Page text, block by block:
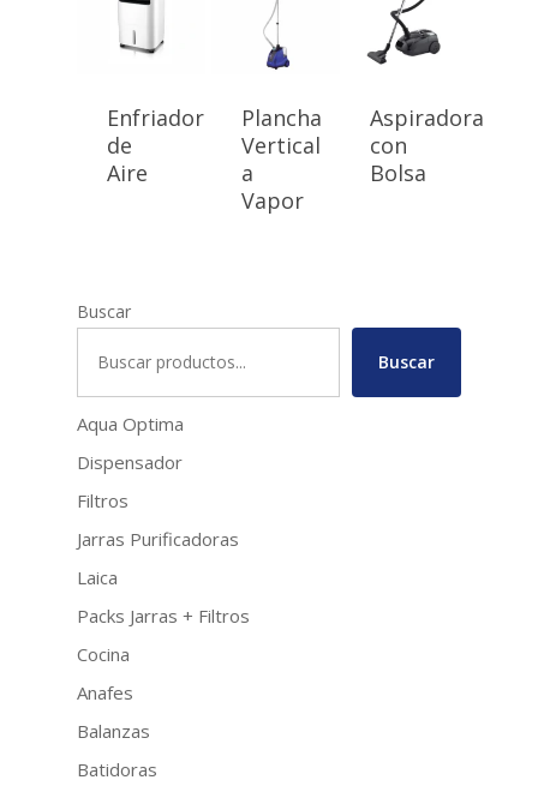
Enfriador
de
Aire
Plancha
Vertical
a
Vapor
Aspiradora
con
Bolsa
Buscar
Buscar
Aqua Optima
Dispensador
Filtros
Jarras Purificadoras
Laica
Packs Jarras + Filtros
Cocina
Anafes
Balanzas
Batidoras